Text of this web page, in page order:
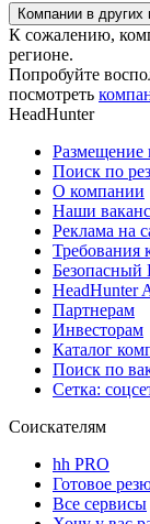
Компании в других
К сожалению,
регионе.
Попробуйте
посмотреть
HeadHunter
Размещение
Поиск по
О компании
Наши
Реклама на
Требования
Безопасный
HeadHunter
Партнерам
Инвесторам
Каталог
Поиск по
Сетка:
Соискателям
hh PRO
Готовое
Все сервисы